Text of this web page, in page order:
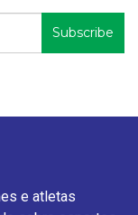
e atletas